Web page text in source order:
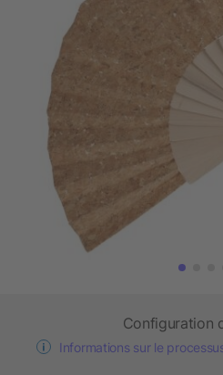
Configuration
Informations sur le